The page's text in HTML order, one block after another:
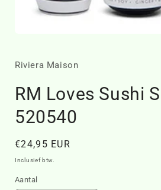
in
Riviera Maison
RM Loves Sushi
520540
Normale
prijs
€24,95 EUR
Inclusief btw.
Aantal